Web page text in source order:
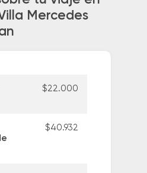
Mercedes
$22.000
$40.932